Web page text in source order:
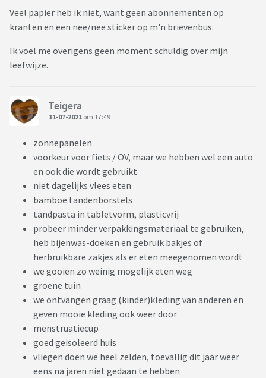
Veel papier heb ik niet, want geen abonnementen op
kranten en een nee/nee sticker op m'n brievenbus.
Ik voel me overigens geen moment schuldig over mijn
leefwijze.
Teigera
11-07-2021 om 17:49
zonnepanelen
voorkeur voor fiets / OV, maar we hebben wel een auto
en ook die wordt gebruikt
niet dagelijks vlees eten
bamboe tandenborstels
tandpasta in tabletvorm, plasticvrij
probeer minder verpakkingsmateriaal te gebruiken,
heb bijenwas-doeken en gebruik bakjes of
herbruikbare zakjes als er eten meegenomen wordt
we gooien zo weinig mogelijk eten weg
groene tuin
we ontvangen graag (kinder)kleding van anderen en
geven mooie kleding ook weer door
menstruatiecup
goed geisoleerd huis
vliegen doen we heel zelden, toevallig dit jaar weer
eens na jaren niet gedaan te hebben